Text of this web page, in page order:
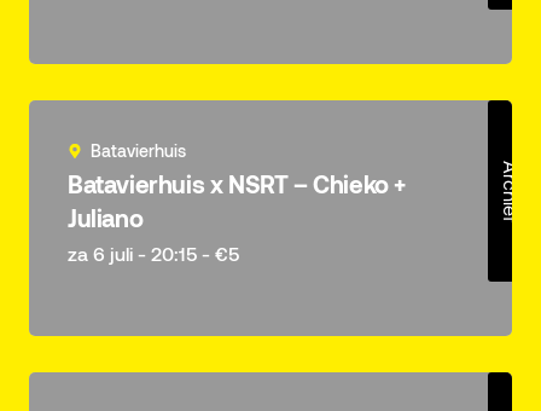
Archief
Batavierhuis
Batavierhuis x NSRT – Chieko +
Juliano
za 6 juli - 20:15 - €5